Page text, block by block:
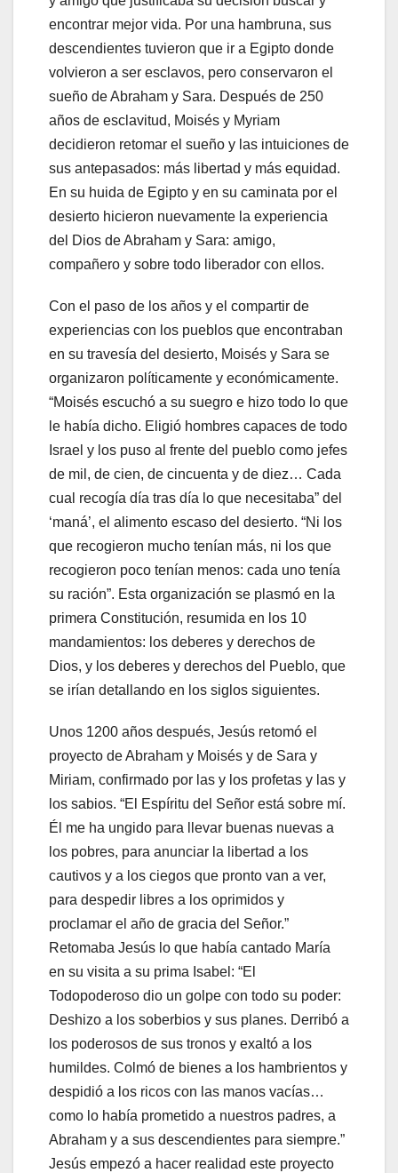
encontrar mejor vida. Por una hambruna, sus
descendientes tuvieron que ir a Egipto donde
volvieron a ser esclavos, pero conservaron el
sueño de Abraham y Sara. Después de 250
años de esclavitud, Moisés y Myriam
decidieron retomar el sueño y las intuiciones de
sus antepasados: más libertad y más equidad.
En su huida de Egipto y en su caminata por el
desierto hicieron nuevamente la experiencia
del Dios de Abraham y Sara: amigo,
compañero y sobre todo liberador con ellos.
Con el paso de los años y el compartir de
experiencias con los pueblos que encontraban
en su travesía del desierto, Moisés y Sara se
organizaron políticamente y económicamente.
“Moisés escuchó a su suegro e hizo todo lo que
le había dicho. Eligió hombres capaces de todo
Israel y los puso al frente del pueblo como jefes
de mil, de cien, de cincuenta y de diez… Cada
cual recogía día tras día lo que necesitaba” del
‘maná’, el alimento escaso del desierto. “Ni los
que recogieron mucho tenían más, ni los que
recogieron poco tenían menos: cada uno tenía
su ración”. Esta organización se plasmó en la
primera Constitución, resumida en los 10
mandamientos: los deberes y derechos de
Dios, y los deberes y derechos del Pueblo, que
se irían detallando en los siglos siguientes.
Unos 1200 años después, Jesús retomó el
proyecto de Abraham y Moisés y de Sara y
Miriam, confirmado por las y los profetas y las y
los sabios. “El Espíritu del Señor está sobre mí.
Él me ha ungido para llevar buenas nuevas a
los pobres, para anunciar la libertad a los
cautivos y a los ciegos que pronto van a ver,
para despedir libres a los oprimidos y
proclamar el año de gracia del Señor.”
Retomaba Jesús lo que había cantado María
en su visita a su prima Isabel: “El
Todopoderoso dio un golpe con todo su poder:
Deshizo a los soberbios y sus planes. Derribó a
los poderosos de sus tronos y exaltó a los
humildes. Colmó de bienes a los hambrientos y
despidió a los ricos con las manos vacías…
como lo había prometido a nuestros padres, a
Abraham y a sus descendientes para siempre.”
Jesús empezó a hacer realidad este proyecto